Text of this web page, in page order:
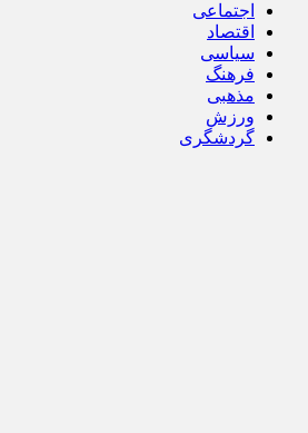
اجتماعی
اقتصاد
سیاسی
فرهنگ
مذهبی
ورزش
گردشگری